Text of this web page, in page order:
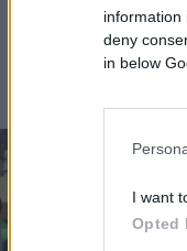
information
deny
in below
I want
Opted